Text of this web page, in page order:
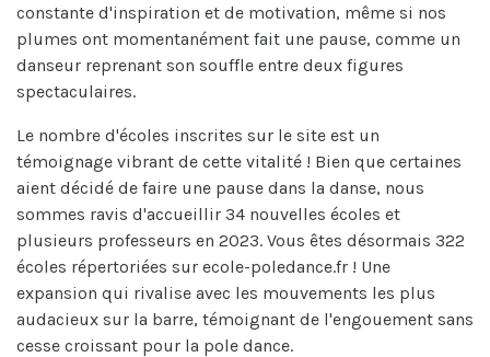
constante d'inspiration et de motivation, même si nos
plumes ont momentanément fait une pause, comme un
danseur reprenant son souffle entre deux figures
spectaculaires.
Le nombre d'écoles inscrites sur le site est un
témoignage vibrant de cette vitalité ! Bien que certaines
aient décidé de faire une pause dans la danse, nous
sommes ravis d'accueillir 34 nouvelles écoles et
plusieurs professeurs en 2023. Vous êtes désormais 322
écoles répertoriées sur ecole-poledance.fr ! Une
expansion qui rivalise avec les mouvements les plus
audacieux sur la barre, témoignant de l'engouement sans
cesse croissant pour la pole dance.